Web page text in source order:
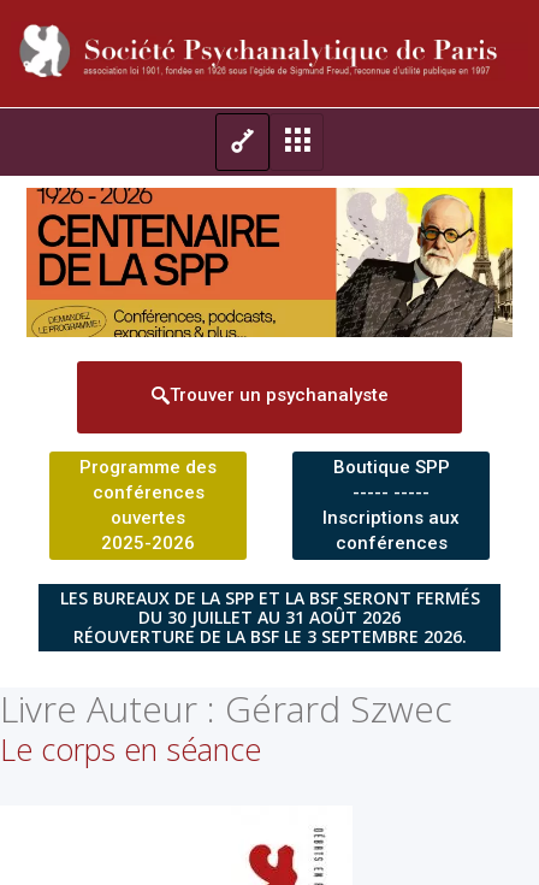
Trouver un psychanalyste
Programme des
conférences
ouvertes
2025-2026
Boutique SPP
----- -----
Inscriptions aux
conférences
LES BUREAUX DE LA SPP ET LA BSF SERONT FERMÉS
DU 30 JUILLET AU 31 AOÛT 2026
RÉOUVERTURE DE LA BSF LE 3 SEPTEMBRE 2026.
Livre Auteur : Gérard Szwec
Le corps en séance